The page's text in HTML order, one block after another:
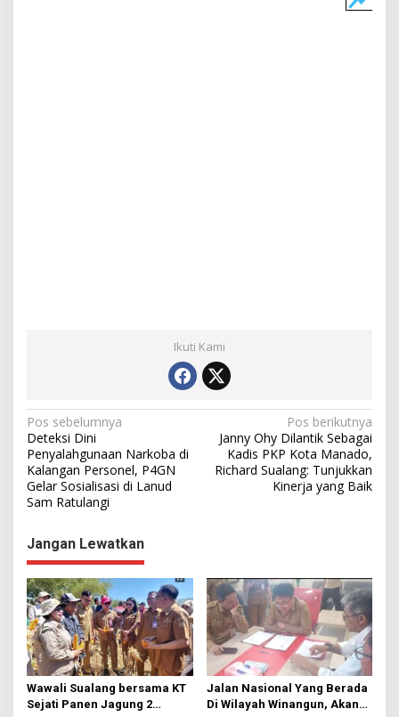
Ikuti Kami
N
a
v
i
a
s
i
p
o
s
Pos sebelumnya
Deteksi Dini
Penyalahgunaan Narkoba di
Kalangan Personel, P4GN
Gelar Sosialisasi di Lanud
Sam Ratulangi
Pos berikutnya
Janny Ohy Dilantik Sebagai
Kadis PKP Kota Manado,
Richard Sualang: Tunjukkan
Kinerja yang Baik
Jangan Lewatkan
Wawali Sualang bersama KT
Sejati Panen Jagung 2
Jalan Nasional Yang Berada
Di Wilayah Winangun, Akan